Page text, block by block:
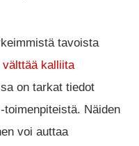
tavoista
välttää kalliita
on tarkat tiedot
Näiden
voi auttaa